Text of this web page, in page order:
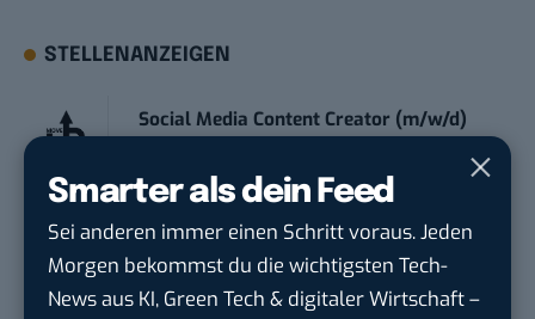
Smarter als dein Feed
Sei anderen immer einen Schritt voraus. Jeden
Morgen bekommst du die wichtigsten Tech-
News aus KI, Green Tech & digitaler Wirtschaft –
STELLENANZEIGEN
Social Media Content Creator (m/w/d)
Anforderungs- und Projektmanager
trendtours Holding GmbHinEschborn